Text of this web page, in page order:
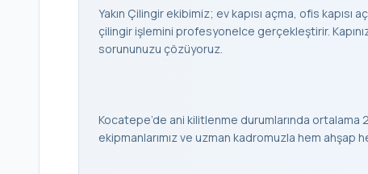
Yakın Çilingir ekibimiz; ev kapısı açma, ofis kapısı
çilingir işlemini profesyonelce gerçekleştirir.
sorununuzu çözüyoruz.
Kocatepe’de ani kilitlenme durumlarında
ekipmanlarımız ve uzman kadromuzla hem ahşap